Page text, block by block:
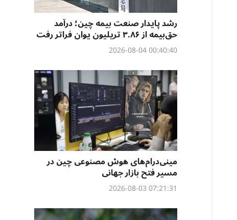
رشد پایدار صنعت بیمه چین؛ درآمد
حق‌بیمه از ۳.۸۶ تریلیون یوان فراتر رفت
00:40:40 2026-08-04
مینی‌درام‌های هوش مصنوعی چین در
مسیر فتح بازار جهانی
07:21:31 2026-08-03